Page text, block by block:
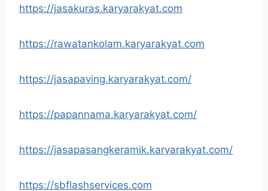
https://jasakuras.karyarakyat.com
https://rawatankolam.karyarakyat.com
https://jasapaving.karyarakyat.com/
https://papannama.karyarakyat.com/
https://jasapasangkeramik.karyarakyat.com/
https://sbflashservices.com